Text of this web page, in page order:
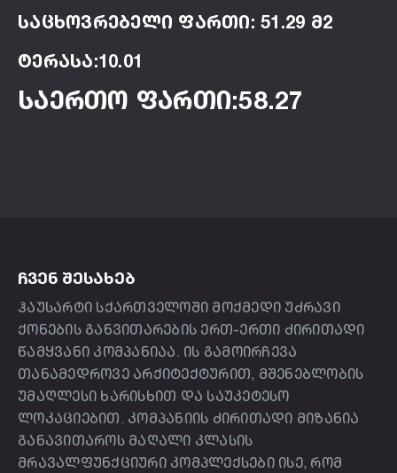
საცხოვრებელი ფართი: 51.29 მ2
ტერასა:10.01
საერთო ფართი:58.27
ᲩᲕᲔᲜ ᲨᲔᲡᲐᲮᲔᲑ
ჰაუსარტი სქართველოში მოქმედი უძრავი
ქონების განვითარების ერთ-ერთი ძირითადი
წამყვანი კომპანიაა. ის გამოირჩევა
თანამედროვე არქიტექტურით, მშენებლობის
უმაღლესი ხარისხით და საუკეტესო
ლოკაციებით. კომპანიის ძირითადი მიზანია
განავითაროს მაღალი კლასის
მრავალფუნქციური კომპლექსები ისე, რომ